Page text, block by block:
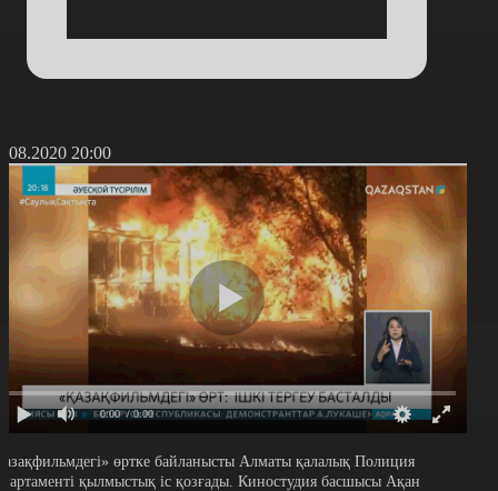
20:00
0:00 / 0:00
өртке байланысты Алматы қалалық Полиция
қылмыстық іс қозғады. Киностудия басшысы Ақан